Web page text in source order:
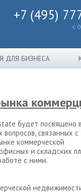
+7 (495)
с
ДЛЯ БИЗНЕСА
будет посвящено
связанных
коммерческой
и складских
с ними.